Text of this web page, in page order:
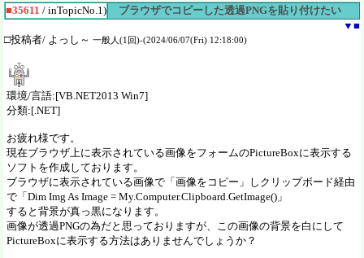
■35611 / inTopicNo.1)
ブラウザでコピーした透過PNGを貼り付けたい
▼ ■
□投稿者/ よっし～ 一般人(1回)-(2024/06/07(Fri) 12:18:00)
環境/言語:[VB.NET2013 Win7]
分類:[.NET]
お疲れ様です。
現在ブラウザ上に表示されている画像をフォームのPictureBoxに表示する
ソフトを作成しております。
ブラウザに表示されている画像で「画像をコピー」しクリップボード経由
で「Dim Img As Image = My.Computer.Clipboard.GetImage()」
すると背景が真っ黒になります。
画像が透過PNGの為だと思っておりますが、この画像の背景を白にして
PictureBoxに表示する方法はありませんでしょうか？